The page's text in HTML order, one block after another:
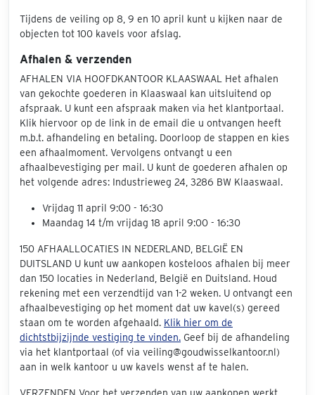
Tijdens de veiling op 8, 9 en 10 april kunt u kijken naar de
objecten tot 100 kavels voor afslag.
Afhalen & verzenden
AFHALEN VIA HOOFDKANTOOR KLAASWAAL Het afhalen
van gekochte goederen in Klaaswaal kan uitsluitend op
afspraak. U kunt een afspraak maken via het klantportaal.
Klik hiervoor op de link in de email die u ontvangen heeft
m.b.t. afhandeling en betaling. Doorloop de stappen en kies
een afhaalmoment. Vervolgens ontvangt u een
afhaalbevestiging per mail. U kunt de goederen afhalen op
het volgende adres: Industrieweg 24, 3286 BW Klaaswaal.
Vrijdag 11 april 9:00 - 16:30
Maandag 14 t/m vrijdag 18 april 9:00 - 16:30
150 AFHAALLOCATIES IN NEDERLAND, BELGIË EN
DUITSLAND U kunt uw aankopen kosteloos afhalen bij meer
dan 150 locaties in Nederland, België en Duitsland. Houd
rekening met een verzendtijd van 1-2 weken. U ontvangt een
afhaalbevestiging op het moment dat uw kavel(s) gereed
staan om te worden afgehaald. Klik hier om de
dichtstbijzijnde vestiging te vinden. Geef bij de afhandeling
via het klantportaal (of via veiling@goudwisselkantoor.nl)
aan in welk kantoor u uw kavels wenst af te halen.